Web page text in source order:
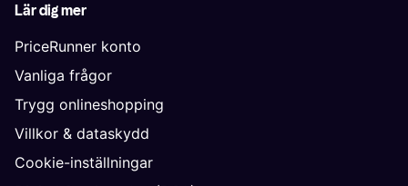
Lär dig mer
PriceRunner konto
Vanliga frågor
Trygg onlineshopping
Villkor & dataskydd
Cookie-inställningar